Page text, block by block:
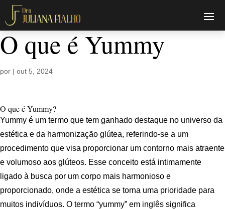
O que é Yummy
por | out 5, 2024
O que é Yummy?
Yummy é um termo que tem ganhado destaque no universo da
estética e da harmonização glútea, referindo-se a um
procedimento que visa proporcionar um contorno mais atraente
e volumoso aos glúteos. Esse conceito está intimamente
ligado à busca por um corpo mais harmonioso e
proporcionado, onde a estética se torna uma prioridade para
muitos indivíduos. O termo “yummy” em inglês significa